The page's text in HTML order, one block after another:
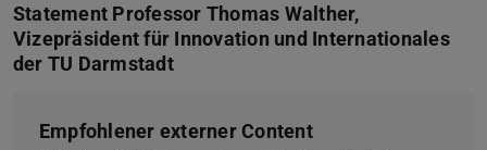
Statement Professor Thomas Walther,
Vizepräsident für Innovation und Internationales
der TU Darmstadt
Empfohlener externer Content